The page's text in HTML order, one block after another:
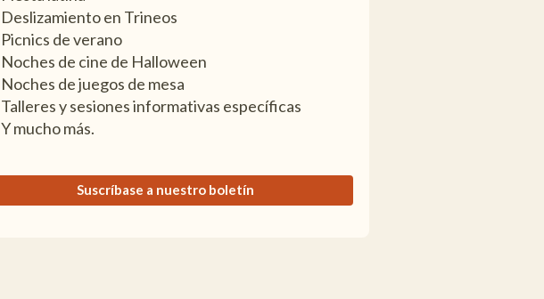
Deslizamiento en Trineos
Picnics de verano
Noches de cine de Halloween
Noches de juegos de mesa
Talleres y sesiones informativas específicas
Y mucho más.
Suscríbase a nuestro boletín